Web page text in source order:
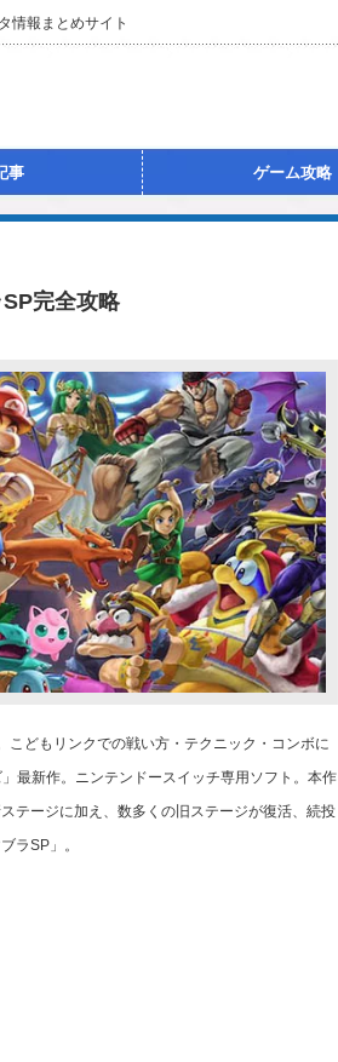
情報まとめサイト
事 ゲーム攻略
完全攻略
どもリンクでの戦い方・テクニック・コンボに
最新作。ニンテンドースイッチ専用ソフト。本作
テージに加え、数多くの旧ステージが復活、続投
ラSP」。